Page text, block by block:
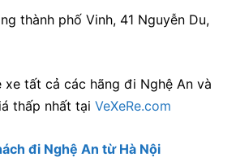
thành phố Vinh, 41 Nguyễn Du,
xe tất cả các hãng đi Nghệ An và
thấp nhất tại VeXeRe.com
đi Nghệ An từ Hà Nội